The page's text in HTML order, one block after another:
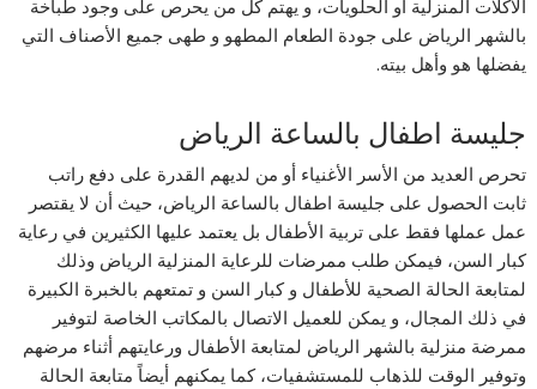
الأكلات المنزلية أو الحلويات، و يهتم كل من يحرص على وجود طباخة
بالشهر الرياض على جودة الطعام المطهو و طهى جميع الأصناف التي
يفضلها هو وأهل بيته.
جليسة اطفال بالساعة الرياض
تحرص العديد من الأسر الأغنياء أو من لديهم القدرة على دفع راتب
ثابت الحصول على جليسة اطفال بالساعة الرياض، حيث أن لا يقتصر
عمل عملها فقط على تربية الأطفال بل يعتمد عليها الكثيرين في رعاية
كبار السن، فيمكن طلب ممرضات للرعاية المنزلية الرياض وذلك
لمتابعة الحالة الصحية للأطفال و كبار السن و تمتعهم بالخبرة الكبيرة
في ذلك المجال، و يمكن للعميل الاتصال بالمكاتب الخاصة لتوفير
ممرضة منزلية بالشهر الرياض لمتابعة الأطفال ورعايتهم أثناء مرضهم
وتوفير الوقت للذهاب للمستشفيات، كما يمكنهم أيضاً متابعة الحالة